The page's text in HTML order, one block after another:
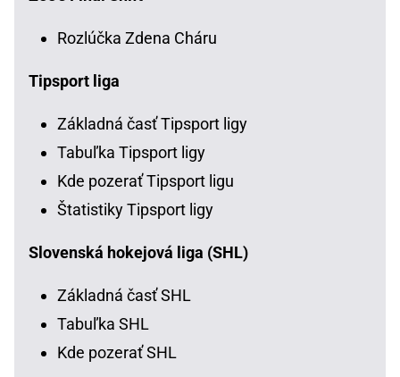
Rozlúčka Zdena Cháru
Tipsport liga
Základná časť Tipsport ligy
Tabuľka Tipsport ligy
Kde pozerať Tipsport ligu
Štatistiky Tipsport ligy
Slovenská hokejová liga (SHL)
Základná časť SHL
Tabuľka SHL
Kde pozerať SHL